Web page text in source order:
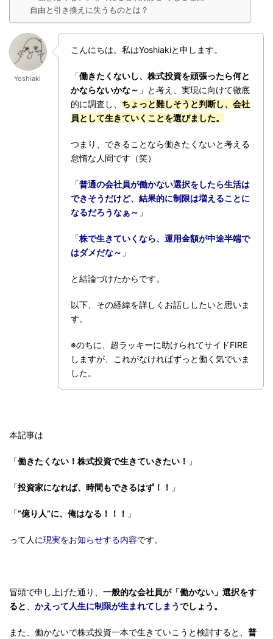
自由と引き換えに失うものとは？
Yoshiaki
こんにちは。私はYoshiakiと申します。
「働きたくないし、株式投資を頑張ったら何と
かならないかな～ 」と考え、実現に向けて徹底
的に調査し、 ちょっと難しそうと判断し、会社
員として生きていくことを選びました。
つまり、できることなら働きたくないと考える
怠惰な人間です（笑）
「普通の会社員が働かない選択をしたら生活は
できそうだけど、結果的に制限は増えることに
なるだろうなぁ～ 」
「株で生きていくなら、運用金額が中途半端で
はダメだな～ 」
と結論づけたからです。
以下、その経緯を詳しくお話ししたいと思いま
す。
※のちに、超ラッキーに助けられてサイドFIRE
しますが、これがなければずっと働く気でいま
した。
本記事は
「働きたくない！株式投資で生きていきたい！ 」
「投資家になれば、時間もできるはず！！ 」
「”億り人”に、俺はなる！！！ 」
って人に現実をお知らせする内容です。
冒頭で申し上げた通り、 一般的な会社員が「働かない」選択をす
ると
かえって人生に制限が生まれてしまうでしょう。
また、働かないで株式投資一本で生きていこうと検討すると、 普